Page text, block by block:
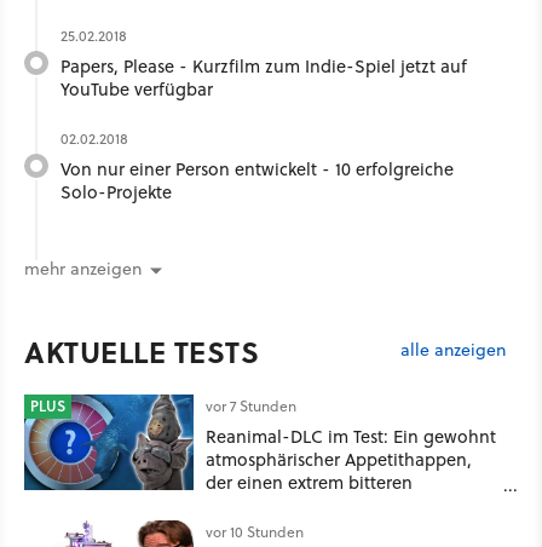
25.02.2018
Papers, Please - Kurzfilm zum Indie-Spiel jetzt auf
YouTube verfügbar
02.02.2018
Von nur einer Person entwickelt - 10 erfolgreiche
Solo-Projekte
mehr anzeigen
AKTUELLE TESTS alle anzeigen
PLUS vor 7 Stunden
Reanimal-DLC im Test: Ein gewohnt
atmosphärischer Appetithappen,
der einen extrem bitteren
vor 10 Stunden